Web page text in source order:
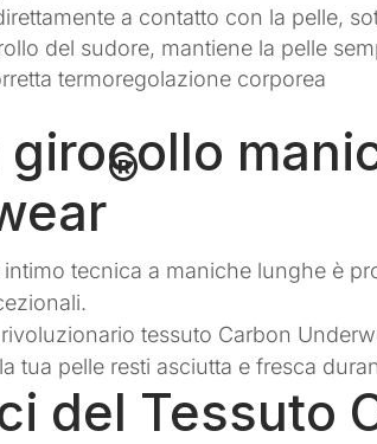
a contatto con la pelle,
del sudore, mantiene la pelle
termoregolazione corporea
®
intimo tecnica a maniche lunghe è
tessuto Carbon
tua pelle resti asciutta e fresca
del Tessuto